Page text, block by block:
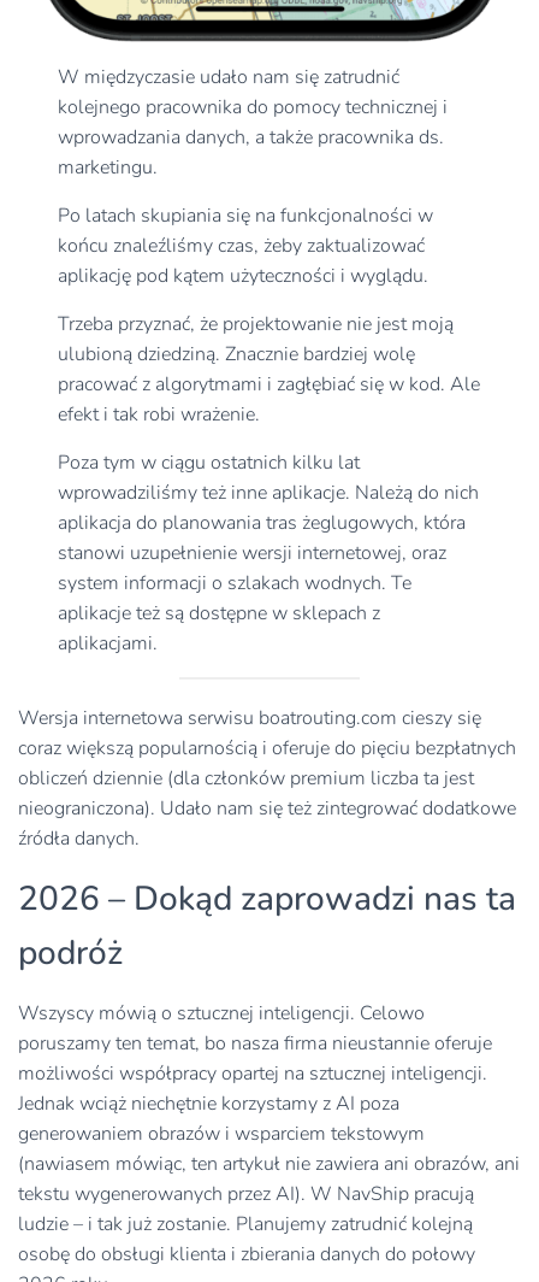
W międzyczasie udało nam się zatrudnić
kolejnego pracownika do pomocy technicznej i
wprowadzania danych, a także pracownika ds.
marketingu.
Po latach skupiania się na funkcjonalności w
końcu znaleźliśmy czas, żeby zaktualizować
aplikację pod kątem użyteczności i wyglądu.
Trzeba przyznać, że projektowanie nie jest moją
ulubioną dziedziną. Znacznie bardziej wolę
pracować z algorytmami i zagłębiać się w kod. Ale
efekt i tak robi wrażenie.
Poza tym w ciągu ostatnich kilku lat
wprowadziliśmy też inne aplikacje. Należą do nich
aplikacja do planowania tras żeglugowych, która
stanowi uzupełnienie wersji internetowej, oraz
system informacji o szlakach wodnych. Te
aplikacje też są dostępne w sklepach z
aplikacjami.
Wersja internetowa serwisu boatrouting.com cieszy się
coraz większą popularnością i oferuje do pięciu bezpłatnych
obliczeń dziennie (dla członków premium liczba ta jest
nieograniczona). Udało nam się też zintegrować dodatkowe
źródła danych.
2026 – Dokąd zaprowadzi nas ta
podróż
Wszyscy mówią o sztucznej inteligencji. Celowo
poruszamy ten temat, bo nasza firma nieustannie oferuje
możliwości współpracy opartej na sztucznej inteligencji.
Jednak wciąż niechętnie korzystamy z AI poza
generowaniem obrazów i wsparciem tekstowym
(nawiasem mówiąc, ten artykuł nie zawiera ani obrazów, ani
tekstu wygenerowanych przez AI). W NavShip pracują
ludzie – i tak już zostanie. Planujemy zatrudnić kolejną
osobę do obsługi klienta i zbierania danych do połowy